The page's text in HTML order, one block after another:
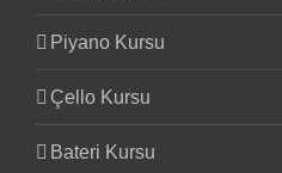
Piyano Kursu
Çello Kursu
Bateri Kursu